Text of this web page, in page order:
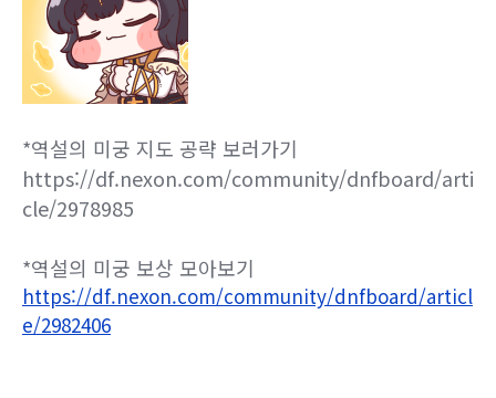
*역설의 미궁 지도 공략 보러가기
https://df.nexon.com/community/dnfboard/arti
cle/2978985
*역설의 미궁 보상 모아보기
https://df.nexon.com/community/dnfboard/articl
e/2982406